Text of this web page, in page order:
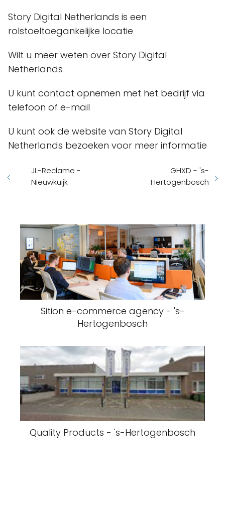
Story Digital Netherlands is een
rolstoeltoegankelijke locatie
Wilt u meer weten over Story Digital
Netherlands
U kunt contact opnemen met het bedrijf via
telefoon of e-mail
U kunt ook de website van Story Digital
Netherlands bezoeken voor meer informatie
JL-Reclame -
Nieuwkuijk
GHXD - 's-
Hertogenbosch
Sition e-commerce agency - 's-
Hertogenbosch
Quality Products - 's-Hertogenbosch